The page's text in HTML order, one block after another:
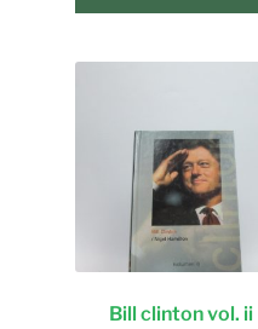
Bill clinton vol. ii